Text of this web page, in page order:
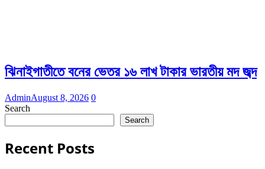
ঝিনাইগাতীতে বনের ভেতর ১৬ লাখ টাকার ভারতীয় মদ জব্দ
AdminAugust 8, 2026 0
Search
Search
Recent Posts